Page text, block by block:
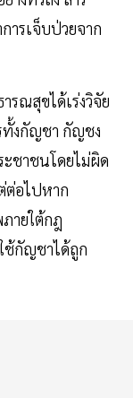
ารเจ็บป่วยจาก
รณสุขได้เร่งวิจัย
งกัญชา กัญชง
ชาชนโดยไม่ผิด
ต่อไปหาก
ายใต้กฎ
ช้กัญชาได้ถูก